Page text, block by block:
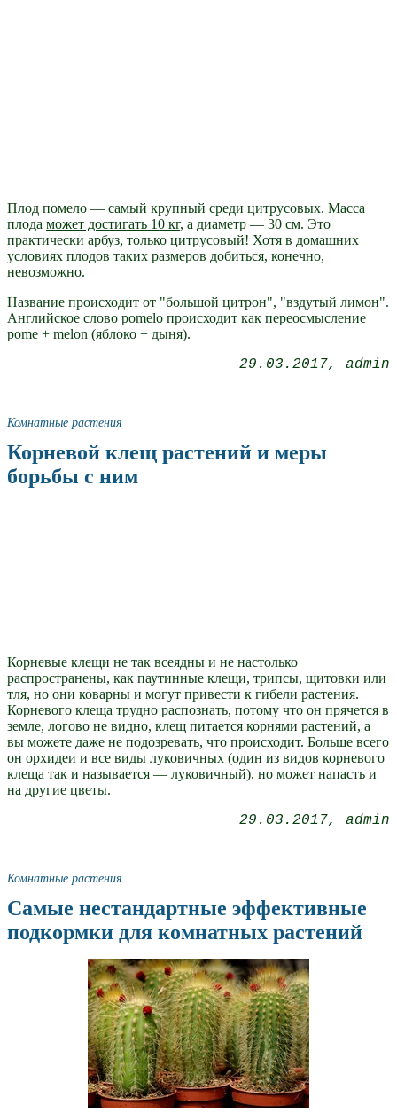
Плод помело — самый крупный среди цитрусовых. Масса
плода может достигать 10 кг, а диаметр — 30 см. Это
практически арбуз, только цитрусовый! Хотя в домашних
условиях плодов таких размеров добиться, конечно,
невозможно.
Название происходит от "большой цитрон", "вздутый лимон".
Английское слово pomelo происходит как переосмысление
pome + melon (яблоко + дыня).
29.03.2017 admin
Комнатные растения
Корневой клещ растений и меры
борьбы с ним
Корневые клещи не так всеядны и не настолько
распространены, как паутинные клещи, трипсы, щитовки или
тля, но они коварны и могут привести к гибели растения.
Корневого клеща трудно распознать, потому что он прячется в
земле, логово не видно, клещ питается корнями растений, а
вы можете даже не подозревать, что происходит. Больше всего
он орхидеи и все виды луковичных (один из видов корневого
клеща так и называется — луковичный), но может напасть и
на другие цветы.
29.03.2017 admin
Комнатные растения
Самые нестандартные эффективные
подкормки для комнатных растений